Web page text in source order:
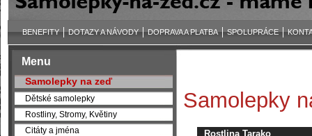
Samolepky
Rostlina Tarako
Menu
Samolepky na zeď
Dětské samolepky
Rostliny, Stromy, Květiny
Citáty a jména
BENEFITY DOTAZY A NÁVODY DOPRAVA A PLATBA SPOLUPRÁCE